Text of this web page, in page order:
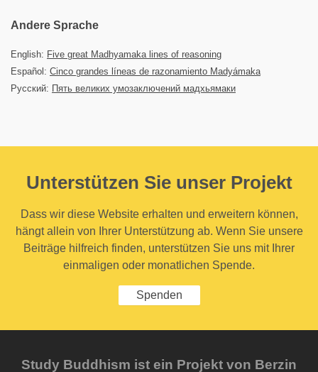
Andere Sprache
English: Five great Madhyamaka lines of reasoning
Español: Cinco grandes líneas de razonamiento Madyámaka
Русский: Пять великих умозаключений мадхьямаки
Unterstützen Sie unser Projekt
Dass wir diese Website erhalten und erweitern können,
hängt allein von Ihrer Unterstützung ab. Wenn Sie unsere
Beiträge hilfreich finden, unterstützen Sie uns mit Ihrer
einmaligen oder monatlichen Spende.
Spenden
Study Buddhism ist ein Projekt von Berzin